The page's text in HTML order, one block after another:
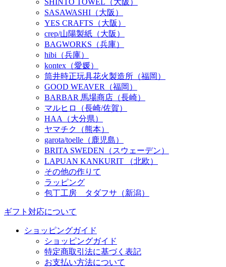
SASAWASHI（大阪）
YES CRAFTS（大阪）
crep/山陽製紙（大阪）
BAGWORKS（兵庫）
hibi（兵庫）
kontex（愛媛）
筒井時正玩具花火製造所（福岡）
GOOD WEAVER（福岡）
BARBAR 馬場商店（長崎）
マルヒロ（長崎/佐賀）
HAA（大分県）
ヤマチク（熊本）
garota/toelle（鹿児島）
BRITA SWEDEN（スウェーデン）
LAPUAN KANKURIT （北欧）
その他の作りて
ラッピング
包丁工房 タダフサ（新潟）
ギフト対応について
ショッピングガイド
ショッピングガイド
特定商取引法に基づく表記
お支払い方法について